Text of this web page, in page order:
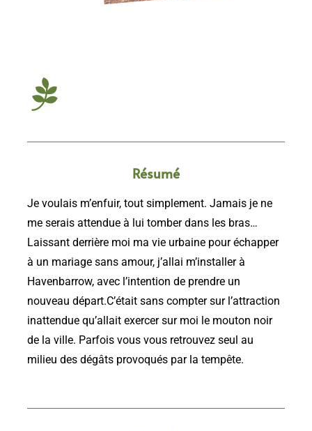
Résumé
Je voulais m’enfuir, tout simplement. Jamais je ne
me serais attendue à lui tomber dans les bras…
Laissant derrière moi ma vie urbaine pour échapper
à un mariage sans amour, j’allai m’installer à
Havenbarrow, avec l’intention de prendre un
nouveau départ.C’était sans compter sur l’attraction
inattendue qu’allait exercer sur moi le mouton noir
de la ville. Parfois vous vous retrouvez seul au
milieu des dégâts provoqués par la tempête.